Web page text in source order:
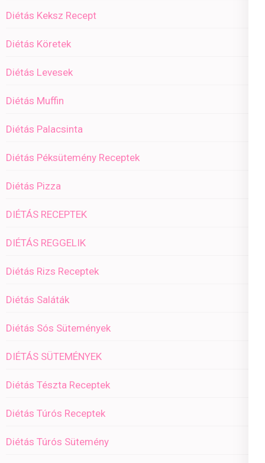
Diétás Keksz Recept
Diétás Köretek
Diétás Levesek
Diétás Muffin
Diétás Palacsinta
Diétás Péksütemény Receptek
Diétás Pizza
DIÉTÁS RECEPTEK
DIÉTÁS REGGELIK
Diétás Rizs Receptek
Diétás Saláták
Diétás Sós Sütemények
DIÉTÁS SÜTEMÉNYEK
Diétás Tészta Receptek
Diétás Túrós Receptek
Diétás Túrós Sütemény